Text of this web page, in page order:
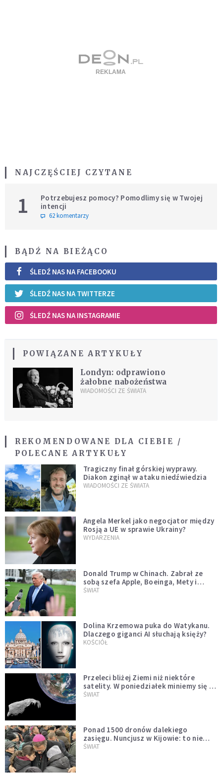
NAJCZĘŚCIEJ CZYTANE
1
Potrzebujesz pomocy? Pomodlimy się w Twojej
intencji
62 komentarzy
BĄDŹ NA BIEŻĄCO
ŚLEDŹ NAS NA FACEBOOKU
ŚLEDŹ NAS NA TWITTERZE
ŚLEDŹ NAS NA INSTAGRAMIE
POWIĄZANE ARTYKUŁY
Londyn: odprawiono
żałobne nabożeństwa
WIADOMOŚCI ZE ŚWIATA
REKOMENDOWANE DLA CIEBIE /
POLECANE ARTYKUŁY
Tragiczny finał górskiej wyprawy.
Diakon zginął w ataku niedźwiedzia
WIADOMOŚCI ZE ŚWIATA
Angela Merkel jako negocjator między
Rosją a UE w sprawie Ukrainy?
WYDARZENIA
Donald Trump w Chinach. Zabrał ze
sobą szefa Apple, Boeinga, Mety i
Muska
ŚWIAT
Dolina Krzemowa puka do Watykanu.
Dlaczego giganci AI słuchają księży?
KOŚCIÓŁ
Przeleci bliżej Ziemi niż niektóre
satelity. W poniedziałek miniemy się z
asteroidą, która poprzedzi znacznie
ŚWIAT
Ponad 1500 dronów dalekiego
zasięgu. Nuncjusz w Kijowie: to nie
wygląda na wolę zakończenia wojny
ŚWIAT